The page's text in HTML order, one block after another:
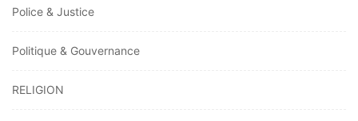
Police & Justice
Politique & Gouvernance
RELIGION